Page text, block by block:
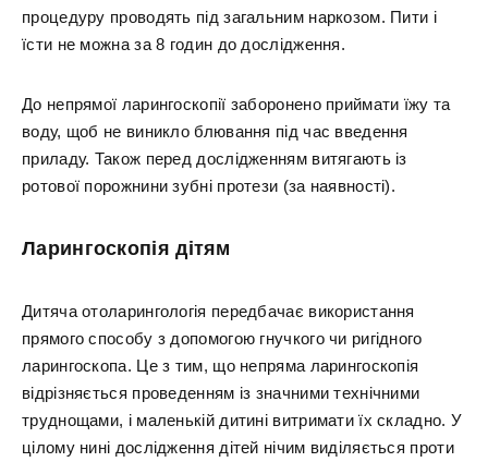
процедуру проводять під загальним наркозом. Пити і
їсти не можна за 8 годин до дослідження.
До непрямої ларингоскопії заборонено приймати їжу та
воду, щоб не виникло блювання під час введення
приладу. Також перед дослідженням витягають із
ротової порожнини зубні протези (за наявності).
Ларингоскопія дітям
Дитяча отоларингологія передбачає використання
прямого способу з допомогою гнучкого чи ригідного
ларингоскопа. Це з тим, що непряма ларингоскопія
відрізняється проведенням із значними технічними
труднощами, і маленькій дитині витримати їх складно. У
цілому нині дослідження дітей нічим виділяється проти